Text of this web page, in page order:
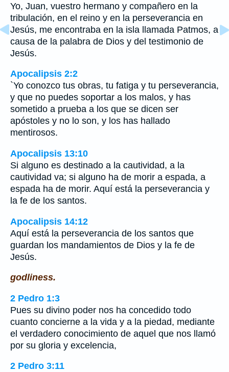
Yo, Juan, vuestro hermano y compañero en la
tribulación, en el reino y en la perseverancia en
Jesús, me encontraba en la isla llamada Patmos, a
causa de la palabra de Dios y del testimonio de
Jesús.
Apocalipsis 2:2
`Yo conozco tus obras, tu fatiga y tu perseverancia,
y que no puedes soportar a los malos, y has
sometido a prueba a los que se dicen ser
apóstoles y no lo son, y los has hallado
mentirosos.
Apocalipsis 13:10
Si alguno es destinado a la cautividad, a la
cautividad va; si alguno ha de morir a espada, a
espada ha de morir. Aquí está la perseverancia y
la fe de los santos.
Apocalipsis 14:12
Aquí está la perseverancia de los santos que
guardan los mandamientos de Dios y la fe de
Jesús.
godliness.
2 Pedro 1:3
Pues su divino poder nos ha concedido todo
cuanto concierne a la vida y a la piedad, mediante
el verdadero conocimiento de aquel que nos llamó
por su gloria y excelencia,
2 Pedro 3:11